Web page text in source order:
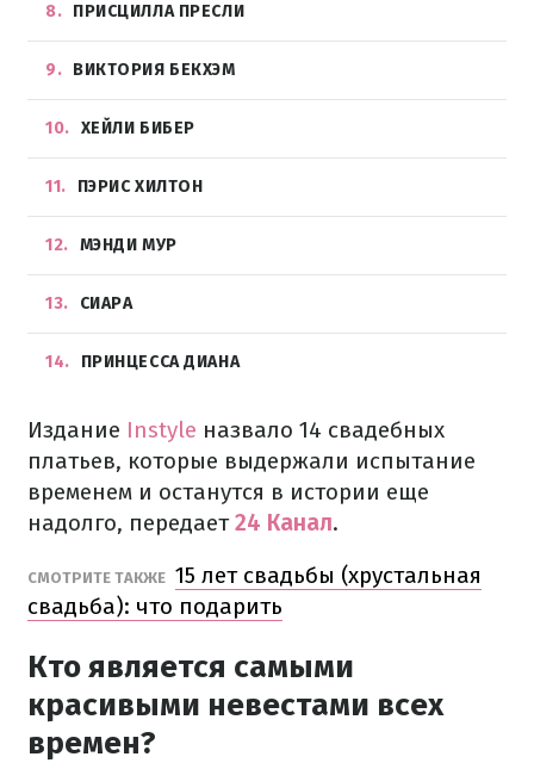
8 ПРИСЦИЛЛА ПРЕСЛИ
9 ВИКТОРИЯ БЕКХЭМ
10 ХЕЙЛИ БИБЕР
11 ПЭРИС ХИЛТОН
12 МЭНДИ МУР
13 СИАРА
14 ПРИНЦЕССА ДИАНА
Издание Instyle назвало 14 свадебных
платьев, которые выдержали испытание
временем и останутся в истории еще
надолго, передает24 Канал.
СМОТРИТЕ ТАКЖЕ 15 лет свадьбы (хрустальная
свадьба): что подарить
Кто является самыми
красивыми невестами всех
времен?